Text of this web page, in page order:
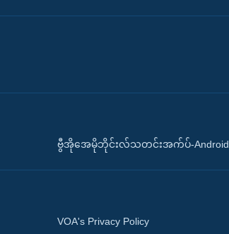
ဗွီအိုအေမိုဘိုင်းလ်သတင်းအက်ပ်-Android
VOA's Privacy Policy